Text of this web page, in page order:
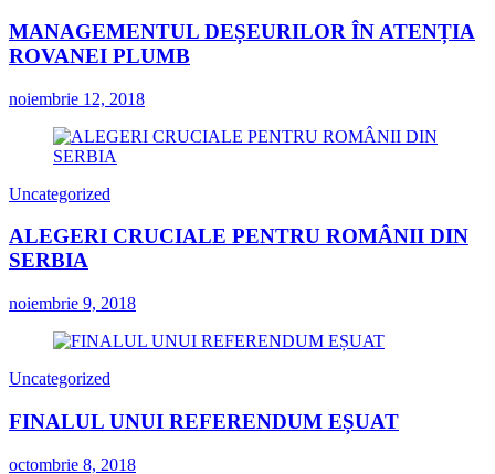
MANAGEMENTUL DEȘEURILOR ÎN ATENȚIA
ROVANEI PLUMB
noiembrie 12, 2018
Uncategorized
ALEGERI CRUCIALE PENTRU ROMÂNII DIN
SERBIA
noiembrie 9, 2018
Uncategorized
FINALUL UNUI REFERENDUM EȘUAT
octombrie 8, 2018